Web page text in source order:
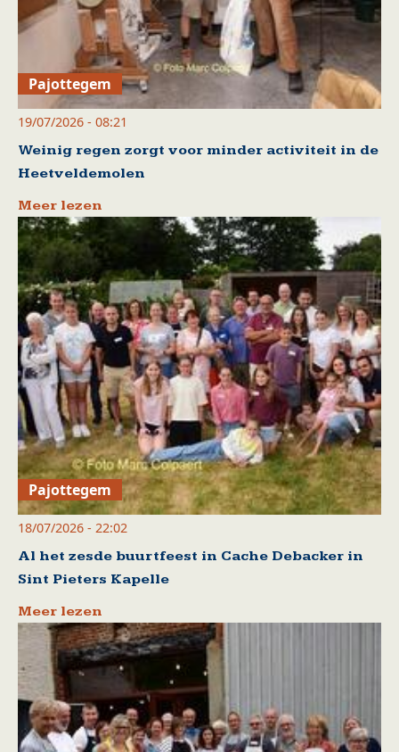
Pajottegem
19/07/2026 - 08:21
Weinig regen zorgt voor minder activiteit in de
Heetveldemolen
Meer lezen
Pajottegem
18/07/2026 - 22:02
Al het zesde buurtfeest in Cache Debacker in
Sint Pieters Kapelle
Meer lezen